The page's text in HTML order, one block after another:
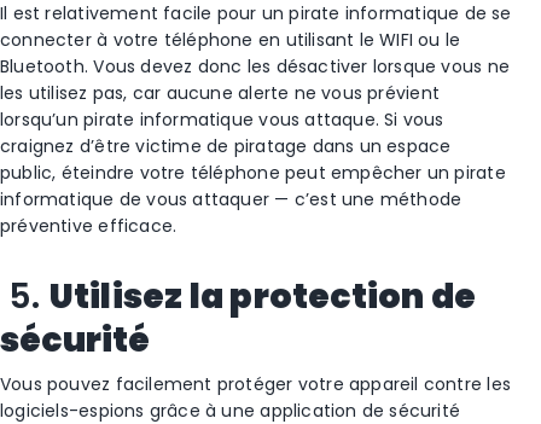
Il est relativement facile pour un pirate informatique de se
connecter à votre téléphone en utilisant le WIFI ou le
Bluetooth. Vous devez donc les désactiver lorsque vous ne
les utilisez pas, car aucune alerte ne vous prévient
lorsqu’un pirate informatique vous attaque. Si vous
craignez d’être victime de piratage dans un espace
public, éteindre votre téléphone peut empêcher un pirate
informatique de vous attaquer — c’est une méthode
préventive efficace.
5. Utilisez la protection de
sécurité
Vous pouvez facilement protéger votre appareil contre les
logiciels-espions grâce à une application de sécurité